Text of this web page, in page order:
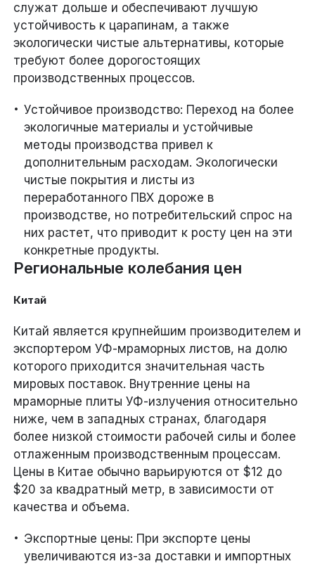
служат дольше и обеспечивают лучшую
устойчивость к царапинам, а также
экологически чистые альтернативы, которые
требуют более дорогостоящих
производственных процессов.
Устойчивое производство: Переход на более
экологичные материалы и устойчивые
методы производства привел к
дополнительным расходам. Экологически
чистые покрытия и листы из
переработанного ПВХ дороже в
производстве, но потребительский спрос на
них растет, что приводит к росту цен на эти
конкретные продукты.
Региональные колебания цен
Китай
Китай является крупнейшим производителем и
экспортером УФ-мраморных листов, на долю
которого приходится значительная часть
мировых поставок. Внутренние цены на
мраморные плиты УФ-излучения относительно
ниже, чем в западных странах, благодаря
более низкой стоимости рабочей силы и более
отлаженным производственным процессам.
Цены в Китае обычно варьируются от $12 до
$20 за квадратный метр, в зависимости от
качества и объема.
Экспортные цены: При экспорте цены
увеличиваются из-за доставки и импортных